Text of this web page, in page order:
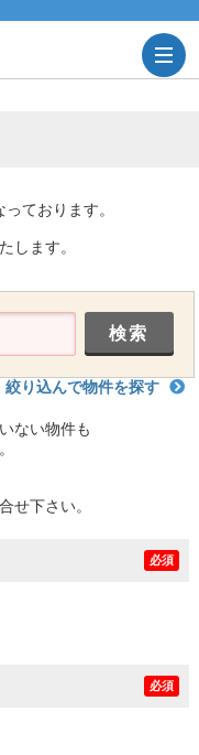
ております。
します。
絞り込んで物件を探す
ない物件も
せ下さい。
必須
必須